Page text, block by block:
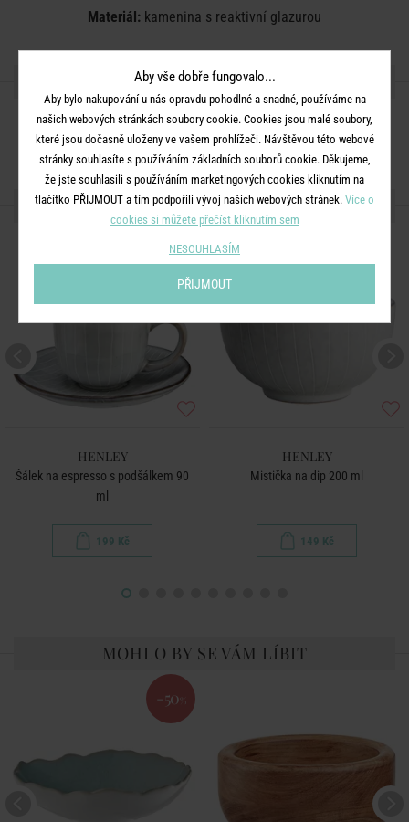
Materiál: kamenina s reaktivní glazurou
SDÍLEJTE S PŘÁTELI
DALŠÍ PRODUKTY ZE SÉRIE
HENLEY
Šálek na espresso s podšálkem 90
ml
199 Kč
HENLEY
Mistička na dip 200 ml
149 Kč
MOHLO BY SE VÁM LÍBIT
-50 %
Aby vše dobře fungovalo...
Aby bylo nakupování u nás opravdu pohodlné a snadné, používáme na
našich webových stránkách soubory cookie. Cookies jsou malé soubory,
které jsou dočasně uloženy ve vašem prohlížeči. Návštěvou této webové
stránky souhlasíte s používáním základních souborů cookie. Děkujeme,
že jste souhlasili s používáním marketingových cookies kliknutím na
tlačítko PŘIJMOUT a tím podpořili vývoj našich webových stránek. Více o
cookies si můžete přečíst kliknutím sem
NESOUHLASÍM
PŘIJMOUT